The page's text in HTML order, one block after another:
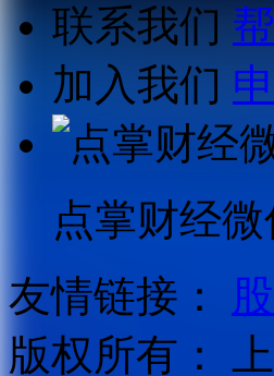
联系我们
加入我们
点掌财经
友情链接：
版权所有：